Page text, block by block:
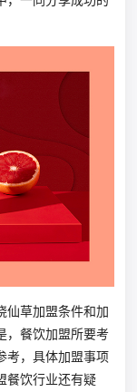
仙草加盟条件和加
，餐饮加盟所要考
考，具体加盟事项
餐饮行业还有疑